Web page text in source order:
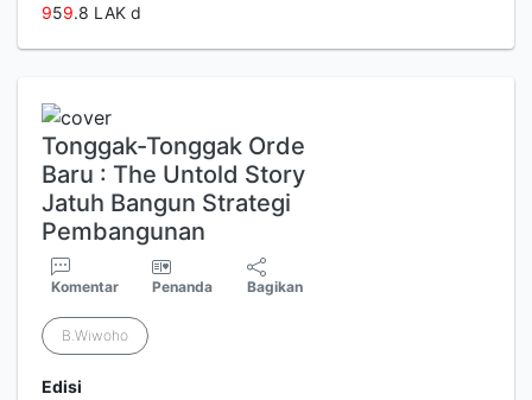
959.8 LAK d
Tonggak-Tonggak Orde
Baru : The Untold Story
Jatuh Bangun Strategi
Pembangunan
Komentar Penanda Bagikan
B.Wiwoho
Edisi